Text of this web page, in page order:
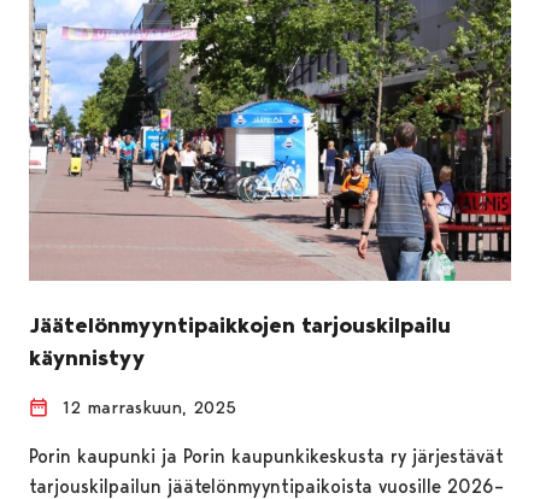
Jäätelönmyyntipaikkojen tarjouskilpailu
käynnistyy
12 marraskuun, 2025
Porin kaupunki ja Porin kaupunkikeskusta ry järjestävät
tarjouskilpailun jäätelönmyyntipaikoista vuosille 2026–